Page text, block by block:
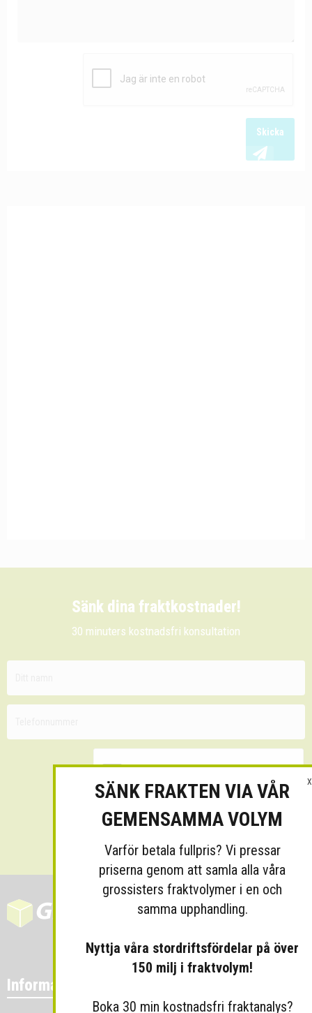
Skicka
Sänk dina fraktkostnader!
30 minuters kostnadsfri konsultation
Skicka
Information
X
SÄNK FRAKTEN VIA VÅR
GEMENSAMMA VOLYM
Varför betala fullpris? Vi pressar
priserna genom att samla alla våra
grossisters fraktvolymer i en och
samma upphandling.
Nyttja våra stordriftsfördelar på över
150 milj i fraktvolym!
Boka 30 min kostnadsfri fraktanalys?